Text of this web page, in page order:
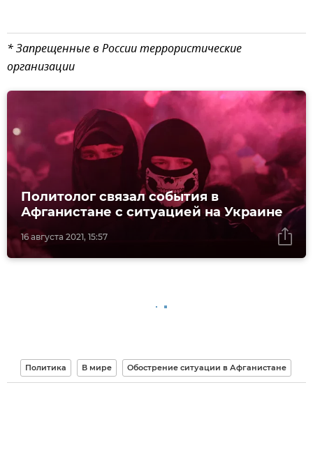
* Запрещенные в России террористические
организации
16 августа 2021, 15:57
Политолог связал события в
Афганистане с ситуацией на Украине
Политика В мире Обострение ситуации в Афганистане